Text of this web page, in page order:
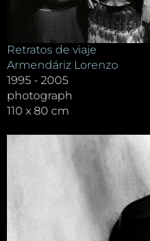
Retratos de viaje
Armendáriz Lorenzo
1995 - 2005
photograph
110 x 80 cm